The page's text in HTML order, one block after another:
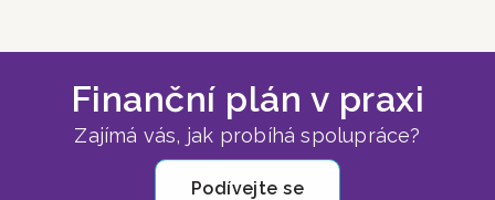
Finanční plán v praxi
Zajímá vás, jak probíhá spolupráce?
Podívejte se